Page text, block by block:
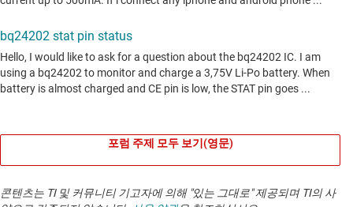
포럼 주제 모두 보기(영문)
콘텐츠는 TI 및 커뮤니티 기고자에 의해 "있는 그대로" 제공되며 TI의 사